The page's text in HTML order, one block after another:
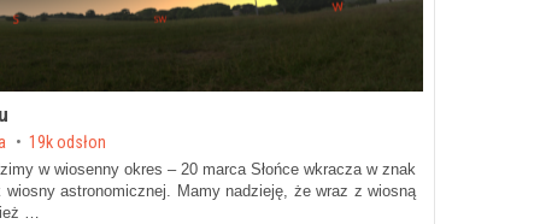
19k odsłon
w wiosenny okres – 20 marca Słońce wkracza w znak
wiosny astronomicznej. Mamy nadzieję, że wraz z wiosną
…